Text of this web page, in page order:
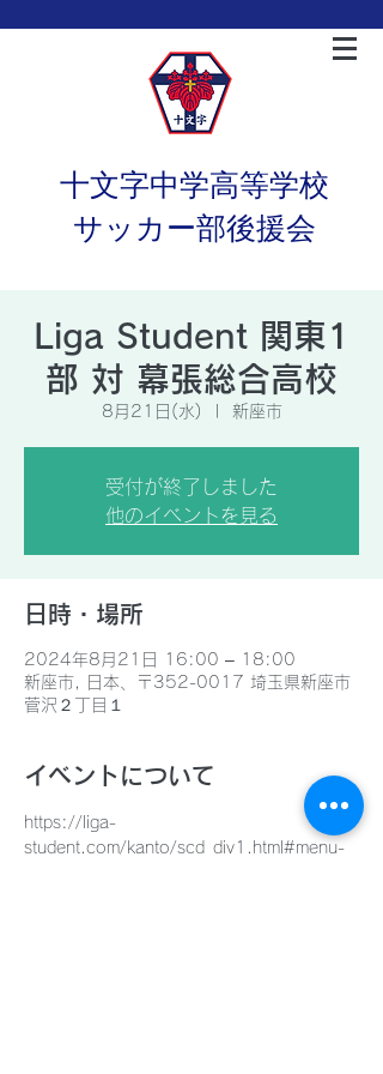
十文字中学高等学校
サッカー部後援会
Liga Student 関東1
部 対 幕張総合高校
8月21日(水) 新座市
受付が終了しました
他のイベントを見る
日時・場所
2024年8月21日 16:00 – 18:00
新座市, 日本、〒352-0017 埼玉県新座市
菅沢２丁目１
イベントについて
https://liga-
student.com/kanto/scd_div1.html#menu-